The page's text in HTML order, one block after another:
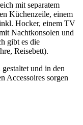
mit separatem
Küchenzeile, einem
Hocker, einem TV
Nachtkonsolen und
gibt es die
Reisebett).
und in den
Accessoires sorgen